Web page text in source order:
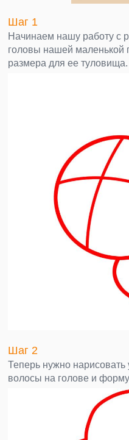
Шаг 1
Начинаем нашу работу с
головы нашей маленькой
размера для ее туловища.
Шаг 2
Теперь нужно
волосы на голове и